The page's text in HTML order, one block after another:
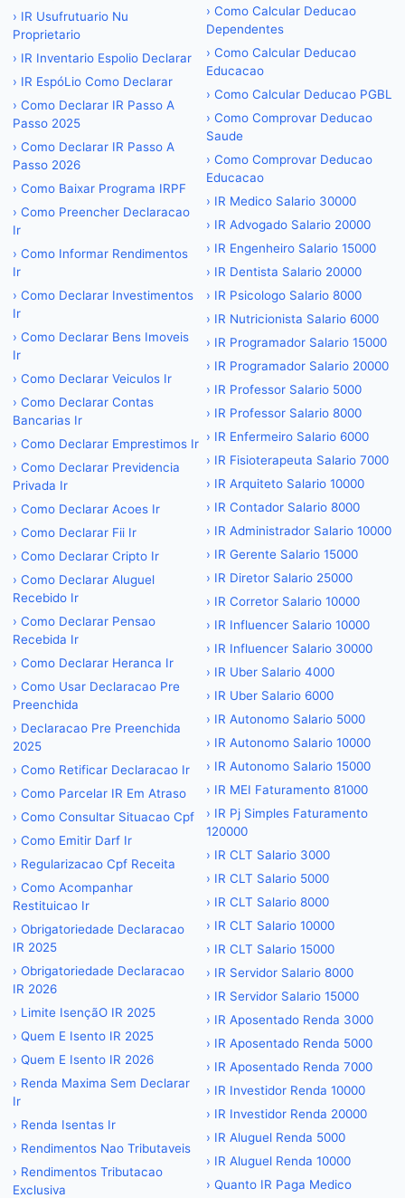
› IR Usufrutuario Nu
Proprietario
› IR Inventario Espolio Declarar
› IR EspóLio Como Declarar
› Como Declarar IR Passo A
Passo 2025
› Como Declarar IR Passo A
Passo 2026
› Como Baixar Programa IRPF
› Como Preencher Declaracao
Ir
› Como Informar Rendimentos
Ir
› Como Declarar Investimentos
Ir
› Como Declarar Bens Imoveis
Ir
› Como Declarar Veiculos Ir
› Como Declarar Contas
Bancarias Ir
› Como Declarar Emprestimos Ir
› Como Declarar Previdencia
Privada Ir
› Como Declarar Acoes Ir
› Como Declarar Fii Ir
› Como Declarar Cripto Ir
› Como Declarar Aluguel
Recebido Ir
› Como Declarar Pensao
Recebida Ir
› Como Declarar Heranca Ir
› Como Usar Declaracao Pre
Preenchida
› Declaracao Pre Preenchida
2025
› Como Retificar Declaracao Ir
› Como Parcelar IR Em Atraso
› Como Consultar Situacao Cpf
› Como Emitir Darf Ir
› Regularizacao Cpf Receita
› Como Acompanhar
Restituicao Ir
› Obrigatoriedade Declaracao
IR 2025
› Obrigatoriedade Declaracao
IR 2026
› Limite IsençãO IR 2025
› Quem E Isento IR 2025
› Quem E Isento IR 2026
› Renda Maxima Sem Declarar
Ir
› Renda Isentas Ir
› Rendimentos Nao Tributaveis
› Rendimentos Tributacao
Exclusiva
› Como Calcular Deducao
Dependentes
› Como Calcular Deducao
Educacao
› Como Calcular Deducao PGBL
› Como Comprovar Deducao
Saude
› Como Comprovar Deducao
Educacao
› IR Medico Salario 30000
› IR Advogado Salario 20000
› IR Engenheiro Salario 15000
› IR Dentista Salario 20000
› IR Psicologo Salario 8000
› IR Nutricionista Salario 6000
› IR Programador Salario 15000
› IR Programador Salario 20000
› IR Professor Salario 5000
› IR Professor Salario 8000
› IR Enfermeiro Salario 6000
› IR Fisioterapeuta Salario 7000
› IR Arquiteto Salario 10000
› IR Contador Salario 8000
› IR Administrador Salario 10000
› IR Gerente Salario 15000
› IR Diretor Salario 25000
› IR Corretor Salario 10000
› IR Influencer Salario 10000
› IR Influencer Salario 30000
› IR Uber Salario 4000
› IR Uber Salario 6000
› IR Autonomo Salario 5000
› IR Autonomo Salario 10000
› IR Autonomo Salario 15000
› IR MEI Faturamento 81000
› IR Pj Simples Faturamento
120000
› IR CLT Salario 3000
› IR CLT Salario 5000
› IR CLT Salario 8000
› IR CLT Salario 10000
› IR CLT Salario 15000
› IR Servidor Salario 8000
› IR Servidor Salario 15000
› IR Aposentado Renda 3000
› IR Aposentado Renda 5000
› IR Aposentado Renda 7000
› IR Investidor Renda 10000
› IR Investidor Renda 20000
› IR Aluguel Renda 5000
› IR Aluguel Renda 10000
› Quanto IR Paga Medico